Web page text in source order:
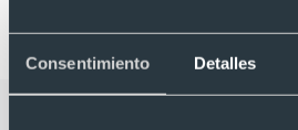
Consentimiento Detalles